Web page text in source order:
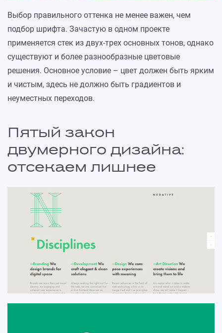
Выбор правильного оттенка не менее важен, чем
подбор шрифта. Зачастую в одном проекте
применяется стек из двух-трех основных тонов, однако
существуют и более разнообразные цветовые
решения. Основное условие – цвет должен быть ярким
и чистым, здесь не должно быть градиентов и
неуместных переходов.
Пятый закон
двумерного дизайна:
отсекаем лишнее